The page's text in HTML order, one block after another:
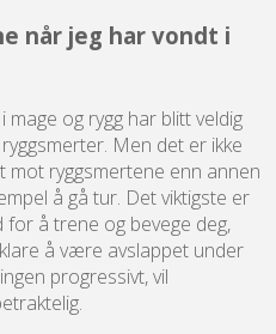
når jeg har vondt i
mage og rygg har blitt veldig
Men det er ikke
mot ryggsmertene enn annen
å gå tur. Det viktigste er
å trene og bevege deg,
å være avslappet under
progressivt, vil